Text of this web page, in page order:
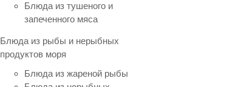
Блюда из тушеного и
запеченного мяса
Блюда из рыбы и нерыбных
продуктов моря
Блюда из жареной рыбы